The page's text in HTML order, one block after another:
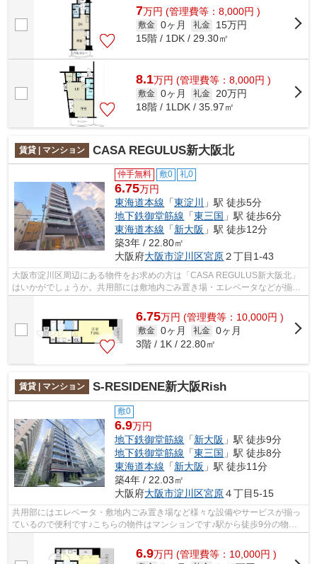
7万円 (管理費等：8,000円 )
敷金 0ヶ月 礼金
15万円
15階 / 1DK / 29.30㎡
8.1万円 (管理費等：8,000円 )
敷金 0ヶ月 礼金 20万円
18階 / 1LDK / 35.97㎡
賃貸 | マンション CASA REGULUS新大阪北
仲手無料 敷0 礼0
6.75万円
東海道本線 「東淀川
」駅 徒歩5分
地下鉄御堂筋線 「東三国 」駅 徒歩6分
東海道本線 「新大阪 」駅 徒歩12分
築3年 / 22.80㎡
大阪府大阪市淀川区宮原２丁目1-43
大阪市淀川区周辺にある物件をお求めの方は「CASA REGULUS新大阪北」
はいかがでしょうか。共用部には敷地内ごみ置き場・エレベータなどが揃っ
6.75万円 (管理費等：10,000円 )
敷金 0ヶ月 礼金 0ヶ月
3階 / 1K / 22.80㎡
賃貸 | マンション S-RESIDENE新大阪Rish
敷0
6.9万円
地下鉄御堂筋線 「新大阪 」駅 徒歩9分
地下鉄御堂筋線 「東三国 」駅 徒歩8分
東海道本線 「新大阪 」駅 徒歩11分
築4年 / 22.03㎡
大阪府大阪市淀川区宮原４丁目5-15
共用部にはエレベータ・敷地内ごみ置き場など様々な設備やサービスが揃っ
ているので便利です♪こちらの物件はマンションです♪駅から徒歩9分の物件
6.9万円 (管理費等：10,000円 )